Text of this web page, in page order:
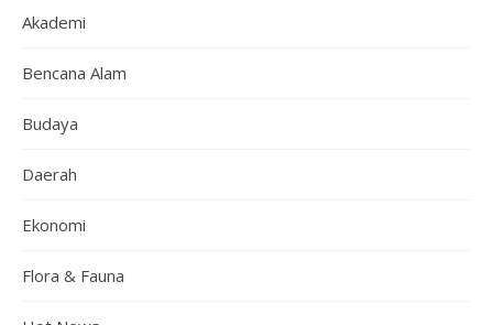
Akademi
Bencana Alam
Budaya
Daerah
Ekonomi
Flora & Fauna